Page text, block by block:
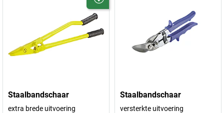
Staalbandschaar
extra brede uitvoering
Staalbandschaar
versterkte uitvoering